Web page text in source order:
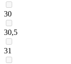
30
30,5
31